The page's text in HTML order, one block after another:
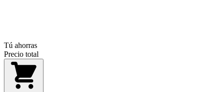
Tú ahorras
Precio total